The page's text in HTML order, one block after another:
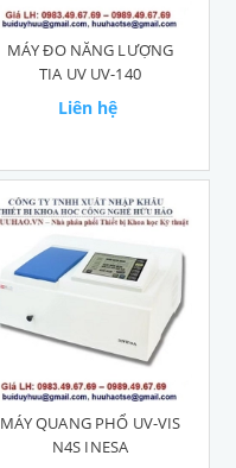
MÁY ĐO NĂNG LƯỢNG
TIA UV UV-140
Liên hệ
MÁY QUANG PHỔ UV-VIS
N4S INESA